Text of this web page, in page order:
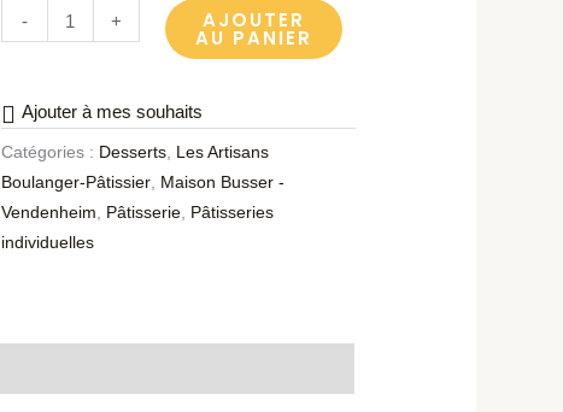
- + AJOUTER
AU PANIER
Ajouter à mes souhaits
Catégories : Desserts, Les Artisans
Boulanger-Pâtissier, Maison Busser -
Vendenheim, Pâtisserie, Pâtisseries
individuelles